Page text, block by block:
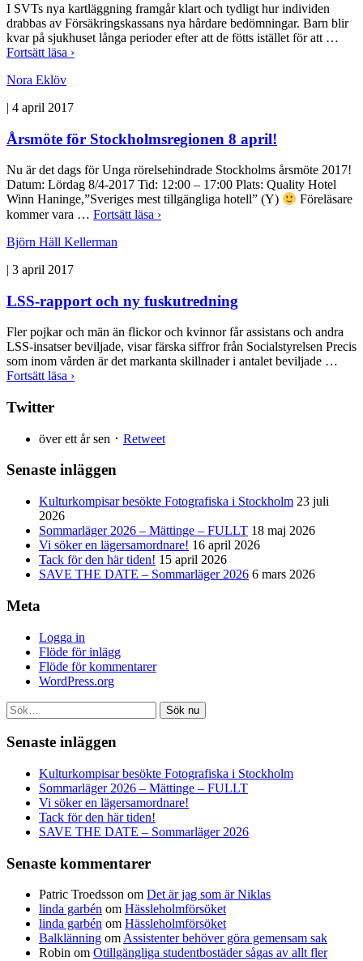
I SVTs nya kartläggning framgår klart och tydligt hur individen
drabbas av Försäkringskassans nya hårdare bedömningar. Barn blir
kvar på sjukhuset långa perioder efter att de fötts istället för att …
Fortsätt läsa ›
Nora Eklöv
| 4 april 2017
Årsmöte för Stockholmsregionen 8 april!
Nu är det dags för Unga rörelsehindrade Stockholms årsmöte 2017!
Datum: Lördag 8/4-2017 Tid: 12:00 – 17:00 Plats: Quality Hotel
Winn Haninge,”Sveriges mest tillgängliga hotell” (Y)
Föreläsare
kommer vara … Fortsätt läsa ›
Björn Häll Kellerman
| 3 april 2017
LSS-rapport och ny fuskutredning
Fler pojkar och män än flickor och kvinnor får assistans och andra
LSS-insatser beviljade, visar färska siffror från Socialstyrelsen Precis
som inom vården är det markanta skillnader i antalet beviljade …
Fortsätt läsa ›
Twitter
över ett år sen ･ Retweet
Senaste inläggen
Kulturkompisar besökte Fotografiska i Stockholm 23 juli
2026
Sommarläger 2026 – Mättinge – FULLT 18 maj 2026
Vi söker en lägersamordnare! 16 april 2026
Tack för den här tiden! 15 april 2026
SAVE THE DATE – Sommarläger 2026 6 mars 2026
Meta
Logga in
Flöde för inlägg
Flöde för kommentarer
WordPress.org
Sök nu
Senaste inläggen
Kulturkompisar besökte Fotografiska i Stockholm
Sommarläger 2026 – Mättinge – FULLT
Vi söker en lägersamordnare!
Tack för den här tiden!
SAVE THE DATE – Sommarläger 2026
Senaste kommentarer
Patric Troedsson om Det är jag som är Niklas
linda garbén om Hässleholmförsöket
linda garbén om Hässleholmförsöket
Balklänning omAssistenter behöver göra gemensam sak
Robin om Otillgängliga studentbostäder sågas av allt fler